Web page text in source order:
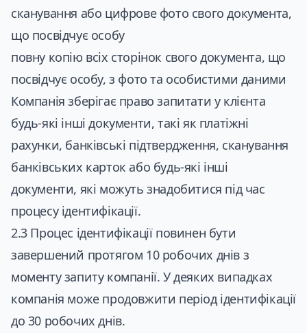
сканування або цифрове фото свого документа,
що посвідчує особу
повну копію всіх сторінок свого документа, що
посвідчує особу, з фото та особистими даними
Компанія зберігає право запитати у клієнта
будь-які інші документи, такі як платіжні
рахунки, банківські підтвердження, сканування
банківських карток або будь-які інші
документи, які можуть знадобитися під час
процесу ідентифікації.
2.3 Процес ідентифікації повинен бути
завершений протягом 10 робочих днів з
моменту запиту компанії. У деяких випадках
компанія може продовжити період ідентифікації
до 30 робочих днів.